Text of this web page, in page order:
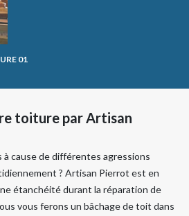
01
toiture par Artisan
cause de différentes agressions
? Artisan Pierrot est en
étanchéité durant la réparation de
vous ferons un bâchage de toit dans